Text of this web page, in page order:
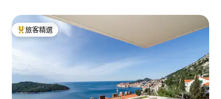
旅客精選榜首
旅客精選